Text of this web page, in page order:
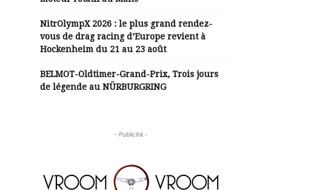
NitrOlympX 2026 : le plus grand rendez-
vous de drag racing d’Europe revient à
Hockenheim du 21 au 23 août
BELMOT-Oldtimer-Grand-Prix, Trois jours
de légende au NÜRBURGRING
- Publicité -